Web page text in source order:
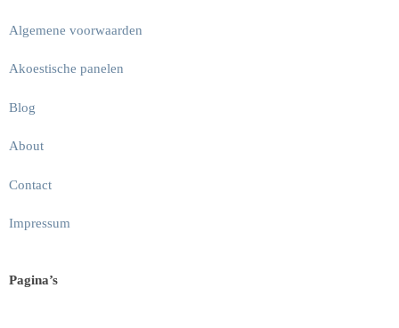
Algemene voorwaarden
Akoestische panelen
Blog
About
Contact
Impressum
Pagina’s